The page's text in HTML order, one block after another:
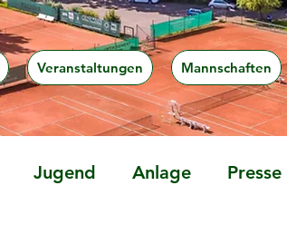
Veranstaltungen Mannschaften
Jugend Anlage Presse